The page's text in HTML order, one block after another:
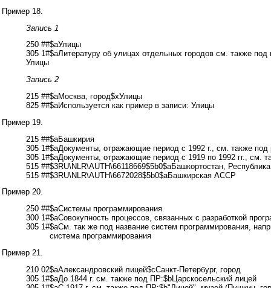
Пример 18.
Запись 1
250 ##$aУлицы
305 1#$aЛитературу об улицах отдельных городов см. также
Улицы
Запись 2
215 ##$aМосква, город$xУлицы
825 ##$aИспользуется как пример в записи: Улицы
Пример 19.
215 ##$aБашкирия
305 1#$aДокументы, отражающие период с 1992 г., см. также под
305 1#$aДокументы, отражающие период с 1919 по 1992 гг., см.
515 ##$3RU\NLR\AUTH\66118669$5b0$aБашкортостан, Республика
515 ##$3RU\NLR\AUTH\6672028$5b0$aБашкирская АССР
Пример 20.
250 ##$aСистемы программирования
300 1#$aСовокупность процессов, связанных с разработкой
305 1#$aСм. так же под название систем программирования,
система программирования
Пример 21.
210 02$aАлександровский лицей$cСанкт-Петербург, город
305 1#$aДо 1844 г. см. также под ПР:$bЦарскосельский лицей